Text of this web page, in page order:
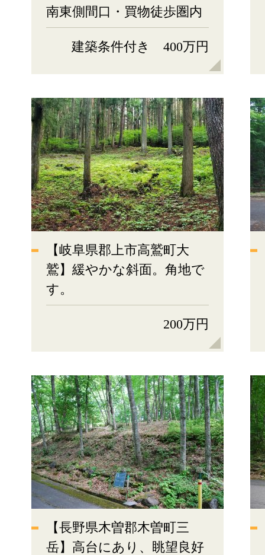
南東側間口・買物徒歩圏内
建築条件付き 400万円
【岐阜県郡上市高鷲町大
鷲】緩やかな斜面。角地で
す。
200万円
【長野県木曽郡木曽町三
岳】高台にあり、眺望良好